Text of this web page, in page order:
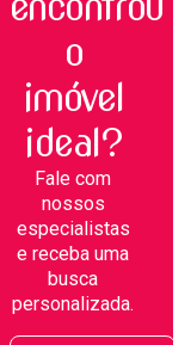
o
imóvel
ideal?
Fale com
nossos
especialistas
e receba uma
busca
personalizada.